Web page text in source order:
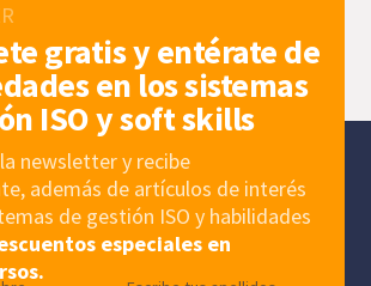
gratis y entérate de
en los sistemas
ISO y soft skills
newsletter y recibe
además de artículos de interés
de gestión ISO y habilidades
especiales en